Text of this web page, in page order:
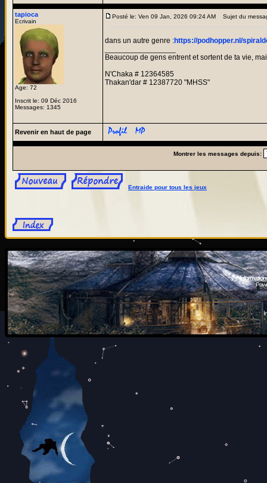
tapioca
Ecrivain
Age: 72
Inscrit le: 09 Déc 2016
Messages: 1345
Posté le: Ven 09 Jan, 2026 09:24 AM Sujet du
dans un autre genre :https://podhopper.nl/
Beaucoup de gens entrent et sortent de ta vie,
N'Chaka # 12364585
Thakan'dar # 12387720 "MHSS"
Revenir en haut de page
Montrer les messages depuis:
Entraide pour tous les jeux